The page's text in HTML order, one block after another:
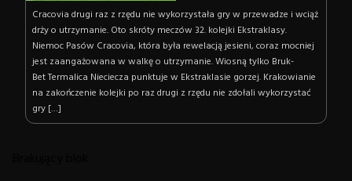
Cracovia drugi raz z rzędu nie wykorzystała gry w przewadze i wciąż
drży o utrzymanie. Oto skróty meczów 32. kolejki Ekstraklasy.
Niemoc Pasów Cracovia, która była rewelacją jesieni, coraz mocniej
jest zaangażowana w walkę o utrzymanie. Wiosną tylko Bruk-
Bet Termalica Nieciecza punktuje w Ekstraklasie gorzej. Krakowianie
na zakończenie kolejki po raz drugi z rzędu nie zdołali wykorzystać
gry […]